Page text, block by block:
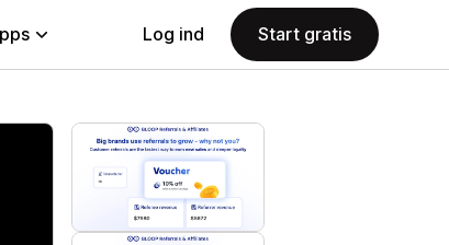
Log ind Start gratis